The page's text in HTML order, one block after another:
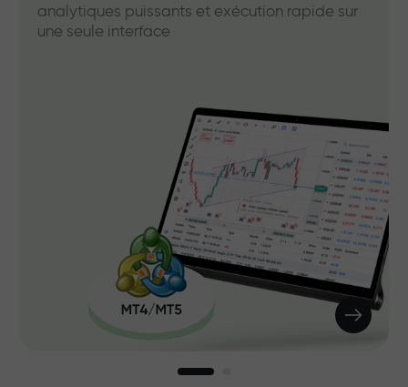
analytiques puissants et exécution rapide sur
une seule interface